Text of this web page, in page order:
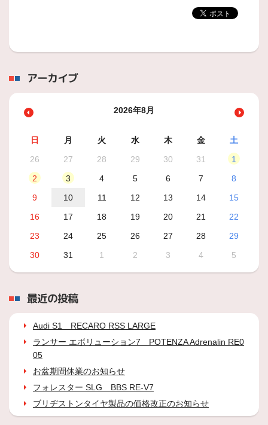
アーカイブ
2026年8月
日 月 火 水 木 金
土
26
27 28 29 30 31
1
2
3 4 5 6 7
8
9
10 11 12 13 14
15
16
17 18 19 20 21
22
23
24 25 26 27 28
29
30
31 1 2 3 4 5
最近の投稿
Audi S1 RECARO RSS LARGE
ランサー エボリューション7 POTENZA Adrenalin RE0
05
お盆期間休業のお知らせ
フォレスター SLG BBS RE-V7
ブリヂストンタイヤ製品の価格改正のお知らせ